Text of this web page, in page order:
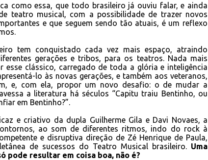
como essa, que todo brasileiro já ouviu falar, e ainda
teatro musical, com a possibilidade de trazer novos
e que seguem sendo tão atuais, é um reflexo
tem conquistado cada vez mais espaço, atraindo
gerações e tribos, para os teatros. Nada mais
esse clássico, carregado de toda a glória e inteligência
lo às novas gerações, e também aos veteranos,
e, com ela, propor um novo desafio: o de mudar a
a literatura há séculos “Capitu traiu Bentinho, ou
em Bentinho?”.
e criativo da dupla Guilherme Gila e Davi Novaes, a
ao som de diferentes ritmos, indo do rock à
e disruptiva direção de Zé Henrique de Paula,
de sucessos do Teatro Musical brasileiro. Uma
pode resultar em coisa boa, não é?